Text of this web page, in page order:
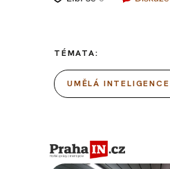
TÉMATA:
UMĚLÁ INTELIGENCE